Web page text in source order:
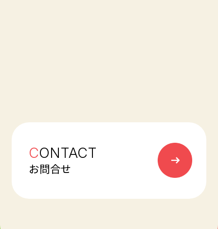
CONTACT
お問合せ